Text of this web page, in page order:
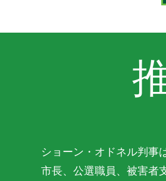
ショーン・オドネル判事
市長、公選職員、被害者